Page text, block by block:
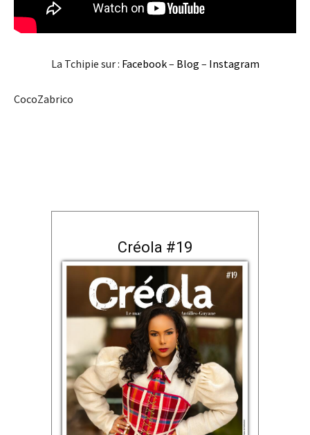
La Tchipie sur : Facebook– Blog – Instagram
CocoZabrico
Créola #19